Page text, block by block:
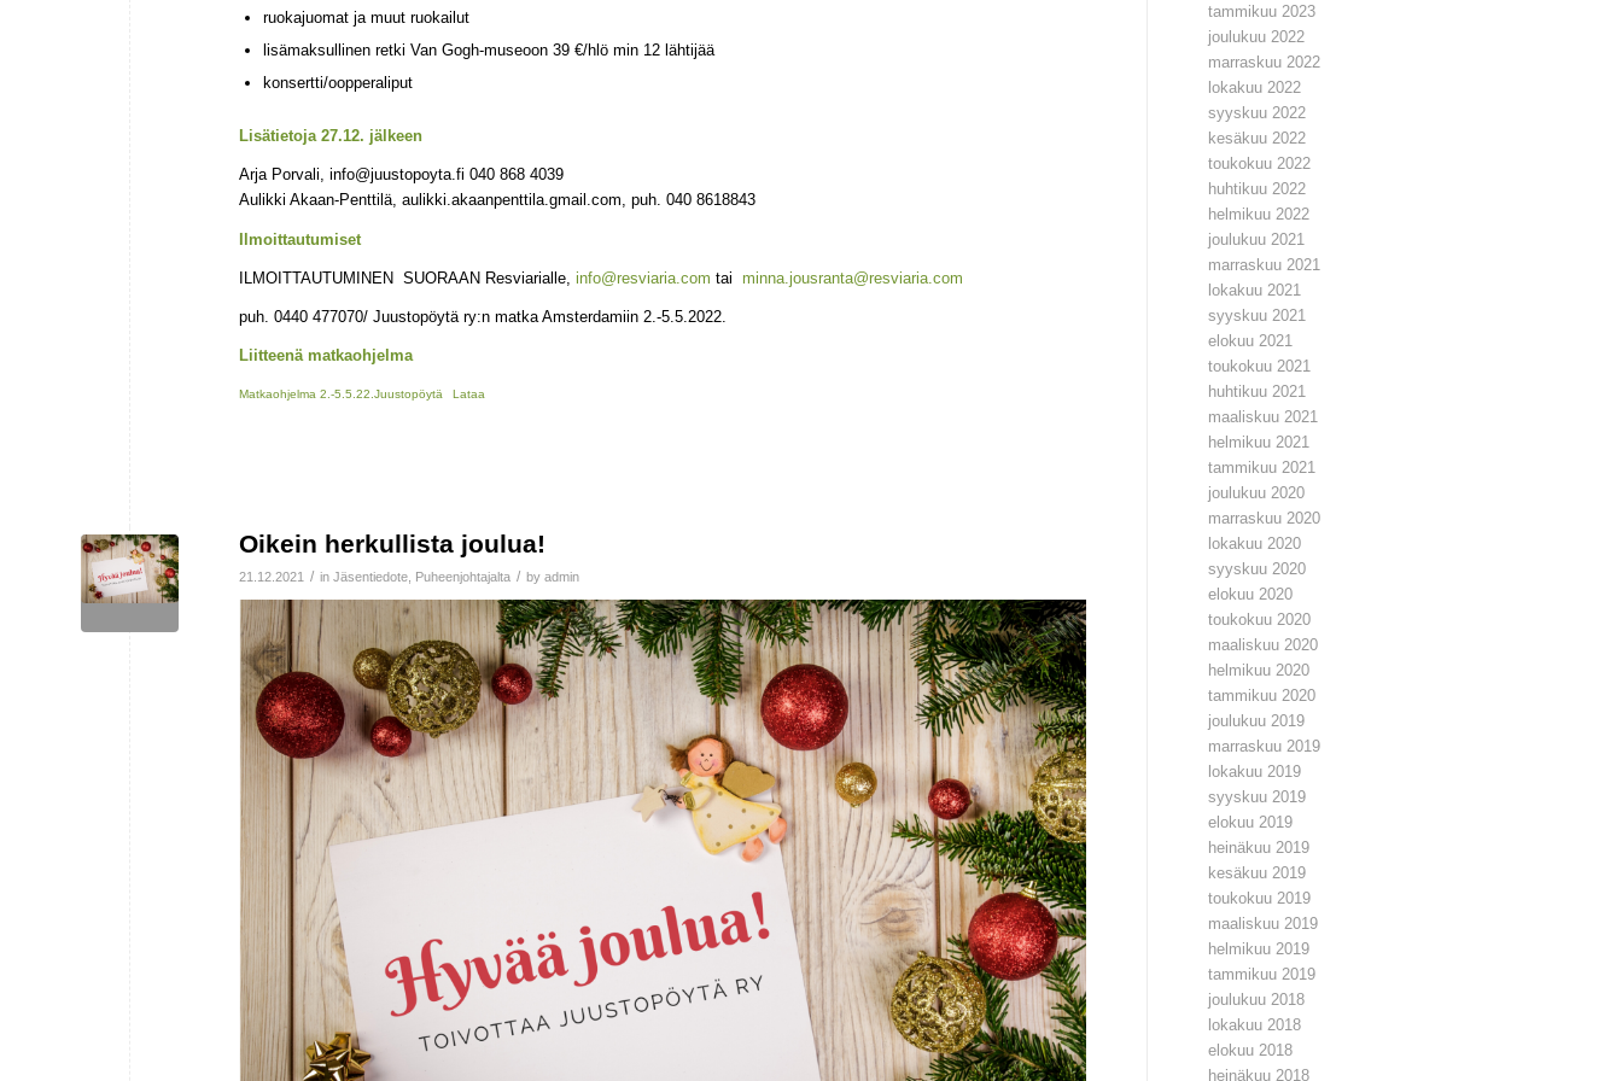
ruokajuomat ja muut ruokailut
lisämaksullinen retki Van Gogh-museoon 39 €/hlö min 12 lähtijää
konsertti/oopperaliput
Lisätietoja 27.12. jälkeen
Arja Porvali, info@juustopoyta.fi 040 868 4039
Aulikki Akaan-Penttilä, aulikki.akaanpenttila.gmail.com, puh. 040 8618843
Ilmoittautumiset
ILMOITTAUTUMINEN SUORAAN Resviarialle, info@resviaria.com tai minna.jousranta@resviaria.com
puh. 0440 477070/ Juustopöytä ry:n matka Amsterdamiin 2.-5.5.2022.
Liitteenä matkaohjelma
Matkaohjelma 2.-5.5.22.Juustopöytä Lataa
Oikein herkullista joulua!
21.12.2021 / in Jäsentiedote Puheenjohtajalta / by admin
tammikuu 2023
joulukuu 2022
marraskuu 2022
lokakuu 2022
syyskuu 2022
kesäkuu 2022
toukokuu 2022
huhtikuu 2022
helmikuu 2022
joulukuu 2021
marraskuu 2021
lokakuu 2021
syyskuu 2021
elokuu 2021
toukokuu 2021
huhtikuu 2021
maaliskuu 2021
helmikuu 2021
tammikuu 2021
joulukuu 2020
marraskuu 2020
lokakuu 2020
syyskuu 2020
elokuu 2020
toukokuu 2020
maaliskuu 2020
helmikuu 2020
tammikuu 2020
joulukuu 2019
marraskuu 2019
lokakuu 2019
syyskuu 2019
elokuu 2019
heinäkuu 2019
kesäkuu 2019
toukokuu 2019
maaliskuu 2019
helmikuu 2019
tammikuu 2019
joulukuu 2018
lokakuu 2018
elokuu 2018
heinäkuu 2018